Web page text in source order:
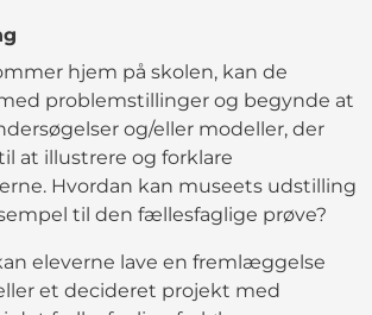
hjem på skolen, kan de
problemstillinger og begynde at
og/eller modeller, der
at illustrere og forklare
Hvordan kan museets udstilling
til den fællesfaglige prøve?
eleverne lave en fremlæggelse
et decideret projekt med